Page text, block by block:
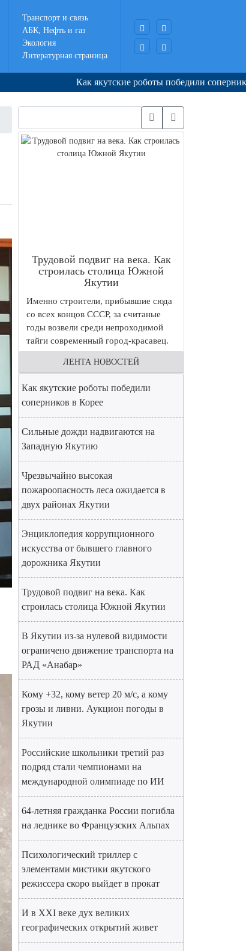
Транспорт и связь
АБК, Нефть и газ
Экология
Литературная страница
Как якутские роботы победили соперников в Корее
Трудовой подвиг на века. Как
строилась столица Южной
Якутии
Именно строители, прибывшие сюда
со всех концов СССР, за считаные
годы возвели среди непроходимой
тайги современный город-красавец.
ЛЕНТА НОВОСТЕЙ
Как якутские роботы победили
соперников в Корее
Сильные дожди надвигаются на
Западную Якутию
Чрезвычайно высокая
пожароопасность леса ожидается в
двух районах Якутии
Энциклопедия коррупционного
искусства от бывшего главного
дорожника Якутии
Трудовой подвиг на века. Как
строилась столица Южной Якутии
В Якутии из-за нулевой видимости
ограничено движение транспорта на
РАД «Анабар»
Кому +32, кому ветер 20 м/с, а кому
грозы и ливни. Аукцион погоды в
Якутии
Российские школьники третий раз
подряд стали чемпионами на
международной олимпиаде по ИИ
64-летняя гражданка России погибла
на леднике во Французских Альпах
Психологический триллер с
элементами мистики якутского
режиссера скоро выйдет в прокат
И в XXI веке дух великих
географических открытий живет